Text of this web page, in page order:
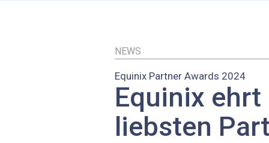
EU-
NEWS
Equinix Partner Awards 2024
Equinix ehrt
liebsten